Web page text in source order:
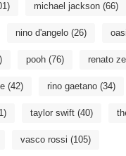
michael jackson(66)
nino d'angelo(26)
pooh(76) renato
(42) rino gaetano(34)
taylor swift(40)
vasco rossi (105)